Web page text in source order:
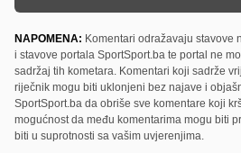
NAPOMENA: Komentari odražavaju stavove
i stavove portala SportSport.ba te portal ne
sadržaj tih kometara. Komentari koji sadrže
riječnik mogu biti uklonjeni bez najave i
SportSport.ba da obriše sve komentare koji
mogućnost da među komentarima mogu biti
biti u suprotnosti sa vašim uvjerenjima.